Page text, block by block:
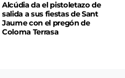
Alcúdia da el pistoletazo de
salida a sus fiestas de Sant
Jaume con el pregón de
Coloma Terrasa